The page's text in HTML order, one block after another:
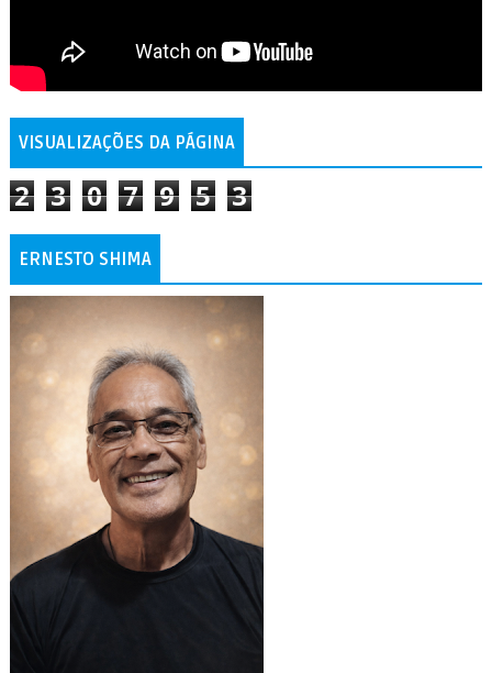
VISUALIZAÇÕES DA PÁGINA
2 3 0 7 9 5 3
ERNESTO SHIMA